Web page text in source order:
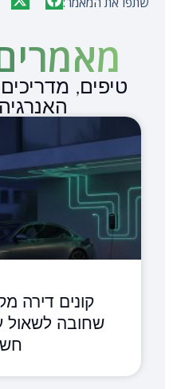
טיפים,
שחובה לשאול